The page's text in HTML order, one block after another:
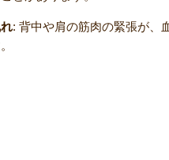
: 背中や肩の筋肉の緊張が、